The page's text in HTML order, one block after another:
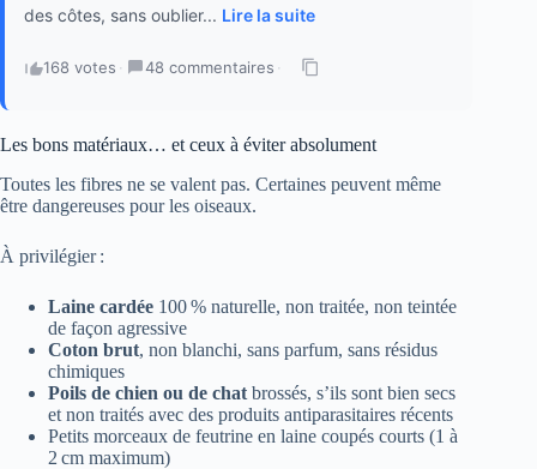
des côtes, sans oublier... Lire la suite
168 votes · 48 commentaires ·
Les bons matériaux… et ceux à éviter absolument
Toutes les fibres ne se valent pas. Certaines peuvent même
être dangereuses pour les oiseaux.
À privilégier :
Laine cardée 100 % naturelle, non traitée, non teintée
de façon agressive
Coton brut, non blanchi, sans parfum, sans résidus
chimiques
Poils de chien ou de chat brossés, s’ils sont bien secs
et non traités avec des produits antiparasitaires récents
Petits morceaux de feutrine en laine coupés courts (1 à
2 cm maximum)